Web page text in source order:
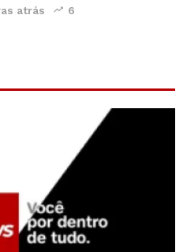
atrás 6